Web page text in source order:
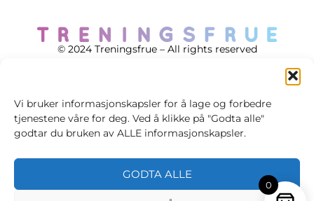
Vi bruker informasjonskapsler for å lage og forbedre
tjenestene våre for deg. Ved å klikke på "Godta alle"
godtar du bruken av ALLE informasjonskapsler.
GODTA ALLE
© 2024 Treningsfrue – All rights reserved
Cookie policy
Personvernsvilkår
0